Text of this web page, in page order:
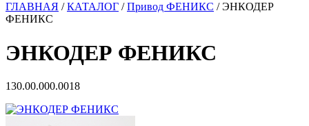
ГЛАВНАЯ /КАТАЛОГ /Привод ФЕНИКС /ЭНКОДЕР
ФЕНИКС
ЭНКОДЕР ФЕНИКС
130.00.000.0018